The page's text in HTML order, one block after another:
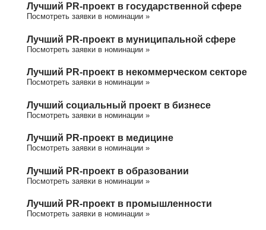
Лучший PR-проект в государственной сфере
Посмотреть заявки в номинации »
Лучший PR-проект в муниципальной сфере
Посмотреть заявки в номинации »
Лучший PR-проект в некоммерческом секторе
Посмотреть заявки в номинации »
Лучший социальный проект в бизнесе
Посмотреть заявки в номинации »
Лучший PR-проект в медицине
Посмотреть заявки в номинации »
Лучший PR-проект в образовании
Посмотреть заявки в номинации »
Лучший PR-проект в промышленности
Посмотреть заявки в номинации »